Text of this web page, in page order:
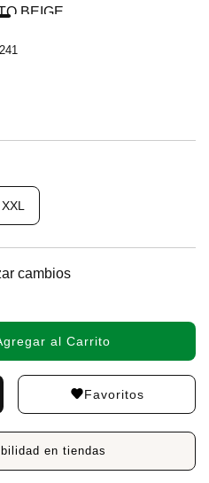
XXL
cambios
al Carrito
Favoritos
en tiendas